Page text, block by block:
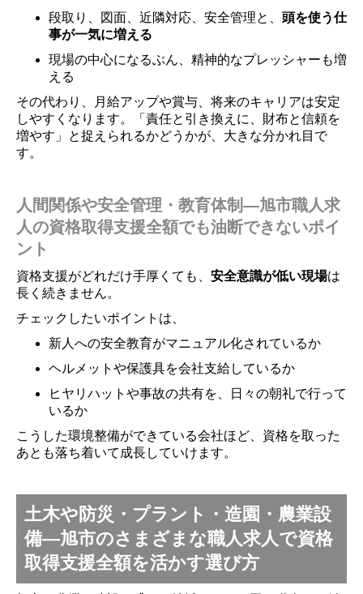
段取り、図面、近隣対応、安全管理と、 頭を使う仕
事が一気に増える
現場の中心になるぶん、精神的なプレッシャーも増
える
その代わり、月給アップや賞与、将来のキャリアは安定
しやすくなります。「責任と引き換えに、財布と信頼を
増やす」と捉えられるかどうかが、大きな分かれ目で
す。
人間関係や安全管理・教育体制―旭市職人求
人の資格取得支援全額でも油断できないポイ
ント
資格支援がどれだけ手厚くても、 安全意識が低い現場は
長く続きません。
チェックしたいポイントは、
新人への安全教育がマニュアル化されているか
ヘルメットや保護具を会社支給しているか
ヒヤリハットや事故の共有を、日々の朝礼で行って
いるか
こうした環境整備ができている会社ほど、資格を取った
あとも落ち着いて成長していけます。
土木や防災・プラント・造園・農業設
備―旭市のさまざまな職人求人で資格
取得支援全額を活かす選び方